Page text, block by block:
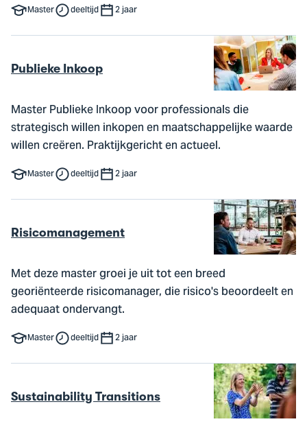
Master deeltijd 2 jaar
Publieke Inkoop
Master Publieke Inkoop voor professionals die
strategisch willen inkopen en maatschappelijke waarde
willen creëren. Praktijkgericht en actueel.
Master deeltijd 2 jaar
Risicomanagement
Met deze master groei je uit tot een breed
georiënteerde risicomanager, die risico's beoordeelt en
adequaat ondervangt.
Master deeltijd 2 jaar
Sustainability Transitions